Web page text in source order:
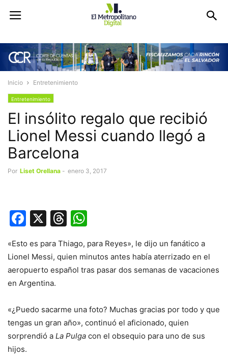
Inicio Entretenimiento
Entretenimiento
El insólito regalo que recibió
Lionel Messi cuando llegó a
Barcelona
Por Liset Orellana - enero 3, 2017
Facebook
X Threads
«Esto es para Thiago, para Reyes», le dijo un fanático a
Lionel Messi, quien minutos antes había aterrizado en el
aeropuerto español tras pasar dos semanas de vacaciones
en Argentina.
«¿Puedo sacarme una foto? Muchas gracias por todo y que
tengas un gran año», continuó el aficionado, quien
sorprendió a La Pulga con el obsequio para uno de sus
hijos.